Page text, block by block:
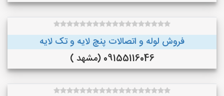
فروش لوله و اتصالات پنچ لایه و تک لایه
09155116046 (مشهد )